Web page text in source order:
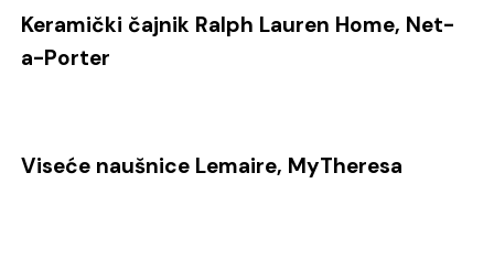
Keramički čajnik Ralph Lauren Home, Net-
a-Porter
Viseće naušnice Lemaire, MyTheresa